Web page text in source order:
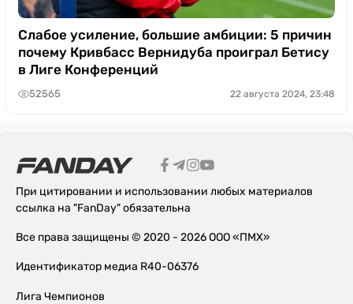
Слабое усиление, большие амбиции: 5 причин
почему Кривбасс Вернидуба проиграл Бетису
в Лиге Конференций
52565 22 августа 2024, 23:48
При цитировании и использовании любых материалов
ссылка на "FanDay" обязательна
Все права защищены © 2020 - 2026 ООО «ПМХ»
Идентификатор медиа R40-06376
Лига Чемпионов